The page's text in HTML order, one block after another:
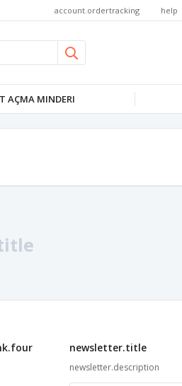
account.ordertracking help
AÇMA MINDERI
newsletter.title
newsletter.description